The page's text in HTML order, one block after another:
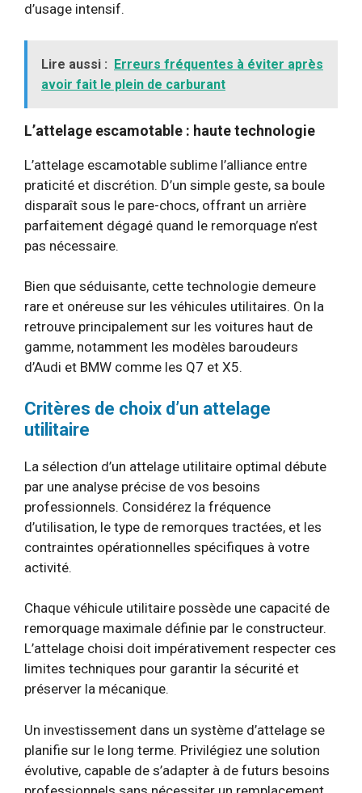
d’usage intensif.
Lire aussi : Erreurs fréquentes à éviter après
avoir fait le plein de carburant
L’attelage escamotable : haute technologie
L’attelage escamotable sublime l’alliance entre
praticité et discrétion. D’un simple geste, sa boule
disparaît sous le pare-chocs, offrant un arrière
parfaitement dégagé quand le remorquage n’est
pas nécessaire.
Bien que séduisante, cette technologie demeure
rare et onéreuse sur les véhicules utilitaires. On la
retrouve principalement sur les voitures haut de
gamme, notamment les modèles baroudeurs
d’Audi et BMW comme les Q7 et X5.
Critères de choix d’un attelage
utilitaire
La sélection d’un attelage utilitaire optimal débute
par une analyse précise de vos besoins
professionnels. Considérez la fréquence
d’utilisation, le type de remorques tractées, et les
contraintes opérationnelles spécifiques à votre
activité.
Chaque véhicule utilitaire possède une capacité de
remorquage maximale définie par le constructeur.
L’attelage choisi doit impérativement respecter ces
limites techniques pour garantir la sécurité et
préserver la mécanique.
Un investissement dans un système d’attelage se
planifie sur le long terme. Privilégiez une solution
évolutive, capable de s’adapter à de futurs besoins